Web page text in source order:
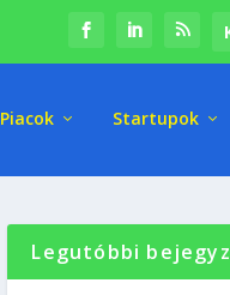
Piacok Startupok
Legutóbbi